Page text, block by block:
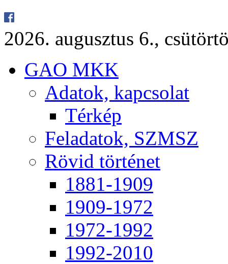
2026. au­gusz­tus 6.,
GAO MKK
Ada­tok, kap­cso­lat
Tér­kép
Fel­ada­tok, SZMSZ
Rö­vid tör­té­net
1881-1909
1909-1972
1972-1992
1992-2010